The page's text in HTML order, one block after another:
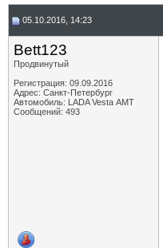
05.10.2016, 14:23
Bett123
Продвинутый
Регистрация: 09.09.2016
Адрес: Санкт-Петербург
Автомобиль: LADA Vesta АМТ
Сообщений: 493